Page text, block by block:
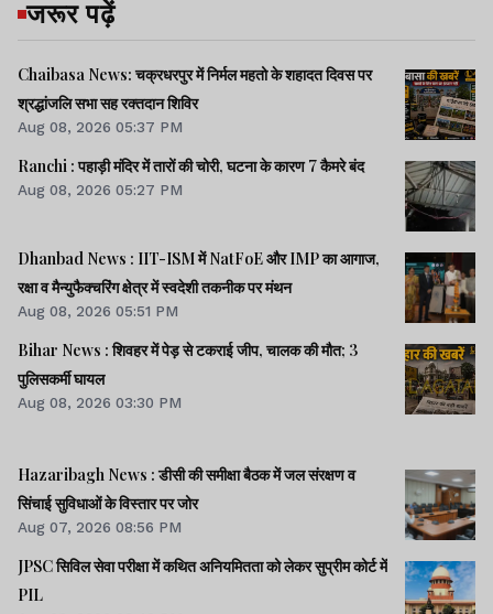
जरूर पढ़ें
Chaibasa News: चक्रधरपुर में निर्मल महतो के शहादत दिवस पर
श्रद्धांजलि सभा सह रक्तदान शिविर
Aug 08, 2026 05:37 PM
Ranchi : पहाड़ी मंदिर में तारों की चोरी, घटना के कारण 7 कैमरे बंद
Aug 08, 2026 05:27 PM
Dhanbad News : IIT-ISM में NatFoE और IMP का आगाज,
रक्षा व मैन्युफैक्चरिंग क्षेत्र में स्वदेशी तकनीक पर मंथन
Aug 08, 2026 05:51 PM
Bihar News : शिवहर में पेड़ से टकराई जीप, चालक की मौत; 3
पुलिसकर्मी घायल
Aug 08, 2026 03:30 PM
Hazaribagh News : डीसी की समीक्षा बैठक में जल संरक्षण व
सिंचाई सुविधाओं के विस्तार पर जोर
Aug 07, 2026 08:56 PM
JPSC सिविल सेवा परीक्षा में कथित अनियमितता को लेकर सुप्रीम कोर्ट में
PIL